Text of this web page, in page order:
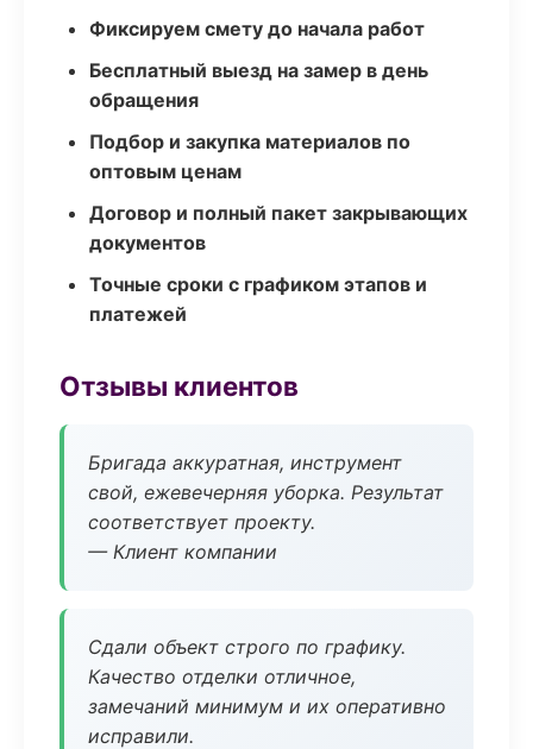
Фиксируем смету до начала работ
Бесплатный выезд на замер в день
обращения
Подбор и закупка материалов по
оптовым ценам
Договор и полный пакет закрывающих
документов
Точные сроки с графиком этапов и
платежей
Отзывы клиентов
Бригада аккуратная, инструмент
свой, ежевечерняя уборка. Результат
соответствует проекту.
— Клиент компании
Сдали объект строго по графику.
Качество отделки отличное,
замечаний минимум и их оперативно
исправили.